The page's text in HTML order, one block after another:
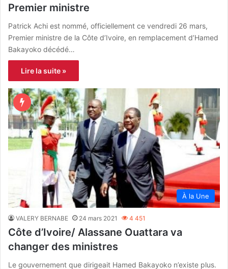
Premier ministre
Patrick Achi est nommé, officiellement ce vendredi 26 mars,
Premier ministre de la Côte d’Ivoire, en remplacement d’Hamed
Bakayoko décédé…
Lire la suite »
À la Une
VALERY BERNABE 24 mars 2021 4 451
Côte d’Ivoire/ Alassane Ouattara va
changer des ministres
Le gouvernement que dirigeait Hamed Bakayoko n’existe plus.